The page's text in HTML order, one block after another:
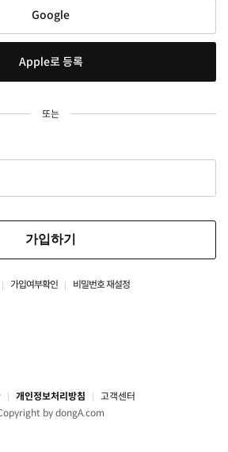
Google
Apple로 등록
또는
가입하기
가입여부확인 비밀번호 재설정
개인정보처리방침
고객센터
by dongA.com